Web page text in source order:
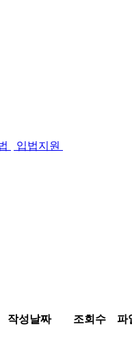
입법지원
작성날짜 조회수
파